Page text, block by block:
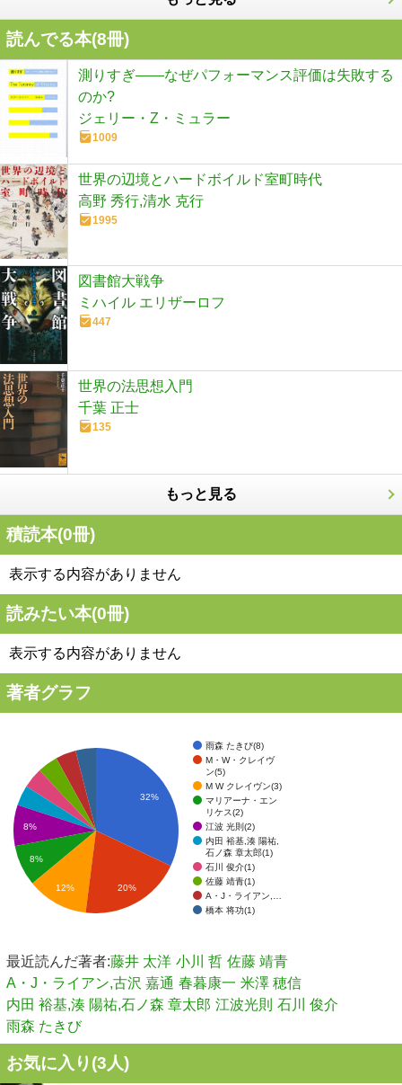
読んでる本(8冊)
測りすぎ――なぜパフォーマンス評価は失敗する
のか?
ジェリー・Z・ミュラー
1009
世界の辺境とハードボイルド室町時代
高野 秀行,清水 克行
1995
図書館大戦争
ミハイル エリザーロフ
447
世界の法思想入門
千葉 正士
135
もっと見る
積読本(0冊)
表示する内容がありません
読みたい本(0冊)
表示する内容がありません
著者グラフ
雨森 たきび(8)
M・W・クレイヴ
ン(5)
M W クレイヴン(3)
マリアーナ・エン
リケス(2)
江波 光則(2)
内田 裕基,湊 陽祐,
石ノ森 章太郎(1)
石川 俊介(1)
佐藤 靖青(1)
A・J・ライアン,…
橋本 将功(1)
32%
8%
8%
12% 20%
最近読んだ著者:藤井 太洋 小川 哲 佐藤 靖青
A・J・ライアン,古沢 嘉通 春暮康一 米澤 穂信
内田 裕基,湊 陽祐,石ノ森 章太郎 江波光則 石川 俊介
雨森 たきび
お気に入り(3人)